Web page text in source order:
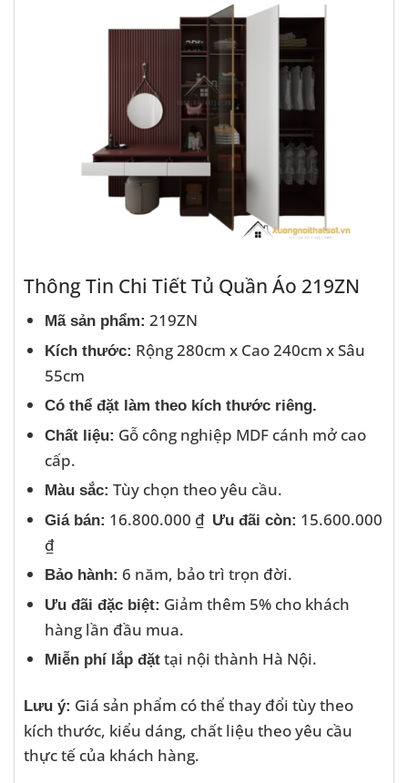
Thông Tin Chi Tiết Tủ Quần Áo 219ZN
Mã sản phẩm: 219ZN
Kích thước: Rộng 280cm x Cao 240cm x Sâu
55cm
Có thể đặt làm theo kích thước riêng.
Chất liệu: Gỗ công nghiệp MDF cánh mở cao
cấp.
Màu sắc: Tùy chọn theo yêu cầu.
Giá bán: 16.800.000 ₫ Ưu đãi còn: 15.600.000
₫
Bảo hành: 6 năm, bảo trì trọn đời.
Ưu đãi đặc biệt: Giảm thêm 5% cho khách
hàng lần đầu mua.
Miễn phí lắp đặttại nội thành Hà Nội.
Lưu ý: Giá sản phẩm có thể thay đổi tùy theo
kích thước, kiểu dáng, chất liệu theo yêu cầu
thực tế của khách hàng.